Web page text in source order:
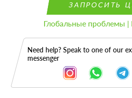
ЗАПРОСИТЬ
Глобальные проблемы
Need help? Speak to one of our
messenger